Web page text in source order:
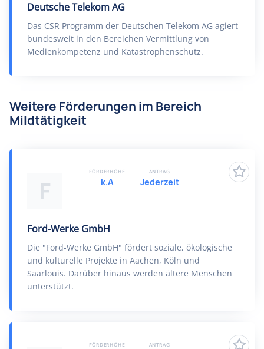
Deutsche Telekom AG
Das CSR Programm der Deutschen Telekom AG agiert
bundesweit in den Bereichen Vermittlung von
Medienkompetenz und Katastrophenschutz.
Weitere Förderungen im Bereich
Mildtätigkeit
F
Ford-Werke GmbH
Die "Ford-Werke GmbH" fördert soziale, ökologische
und kulturelle Projekte in Aachen, Köln und
Saarlouis. Darüber hinaus werden ältere Menschen
unterstützt.
FÖRDERHÖHE
k.A
ANTRAG
Jederzeit
FÖRDERHÖHE ANTRAG